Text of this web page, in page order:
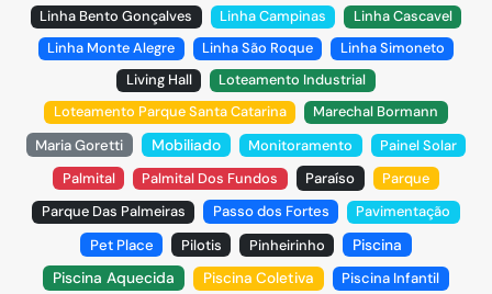
Linha Bento Gonçalves
Linha Campinas
Linha Cascavel
Linha Monte Alegre
Linha São Roque
Linha Simoneto
Living Hall
Loteamento Industrial
Loteamento Parque Santa Catarina
Marechal Bormann
Maria Goretti
Mobiliado Monitoramento
Painel Solar
Palmital
Palmital Dos Fundos Paraíso
Parque
Parque Das Palmeiras
Passo dos Fortes
Pavimentação
Pet Place
Pilotis Pinheirinho
Piscina
Piscina Aquecida
Piscina Coletiva
Piscina Infantil